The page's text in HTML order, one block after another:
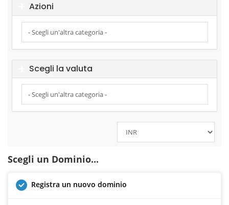
Azioni
Scegli la valuta
Scegli un Dominio...
Registra un nuovo dominio